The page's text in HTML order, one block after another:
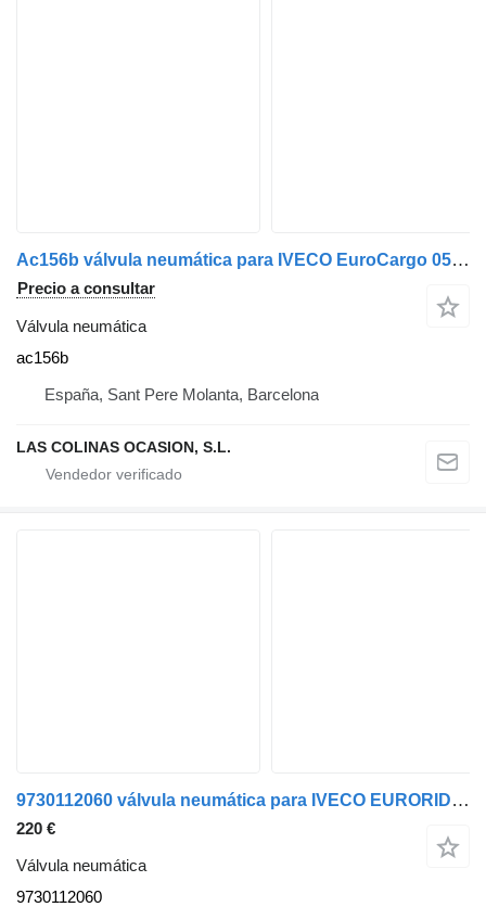
Ac156b válvula neumática para IVECO EuroCargo 05.03 -> camión
Precio a consultar
Válvula neumática
ac156b
España, Sant Pere Molanta, Barcelona
LAS COLINAS OCASION, S.L.
9730112060 válvula neumática para IVECO EURORIDER-29 camión
220 €
Válvula neumática
9730112060